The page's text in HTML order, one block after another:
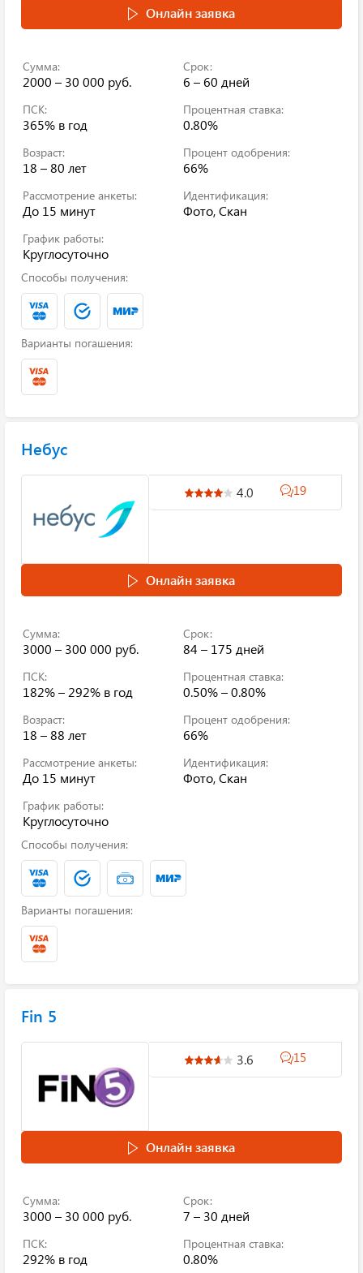
Онлайн заявка
Сумма:
2000 – 30 000 руб.
Срок:
6 – 60 дней
ПСК:
365% в год
Процентная ставка:
0.80%
Возраст:
18 – 80 лет
Процент одобрения:
66%
Рассмотрение анкеты:
До 15 минут
Идентификация:
Фото, Скан
График работы:
Круглосуточно
Способы получения:
Варианты погашения:
Небус
4.0 19
Онлайн заявка
Сумма:
3000 – 300 000 руб.
Срок:
84 – 175 дней
ПСК:
182% – 292% в год
Процентная ставка:
0.50% – 0.80%
Возраст:
18 – 88 лет
Процент одобрения:
66%
Рассмотрение анкеты:
До 15 минут
Идентификация:
Фото, Скан
График работы:
Круглосуточно
Способы получения:
Варианты погашения:
Fin 5
3.6 15
Онлайн заявка
Сумма:
3000 – 30 000 руб.
Срок:
7 – 30 дней
ПСК:
292% в год
Процентная ставка:
0.80%